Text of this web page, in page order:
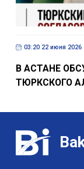
03:20 22 июня 2026
В АСТАНЕ
ТЮРКСКОГО